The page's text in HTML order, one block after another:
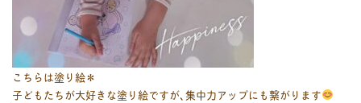
こちらは塗り絵＊
子どもたちが大好きな塗り絵ですが､集中力アップにも繋がります